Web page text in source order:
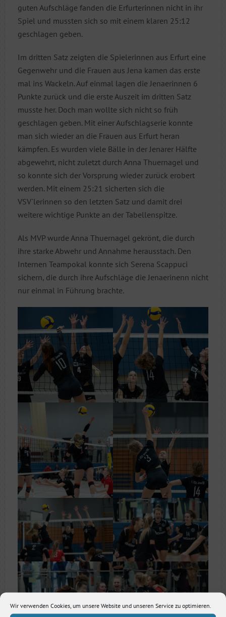
Wir verwenden Cookies, um unsere Website und unseren Service zu optimieren.
guten Aufschläge fanden die Erfurterinnen nicht in ihr
Spiel und mussten sich so mit einem klaren 25:12
geschlagen geben.
Im dritten Satz zeigten die Spielerinnen aus Erfurt eine
Gegenwehr und die Frauen aus Jena kamen das erste
mal ins Wackeln. Auf einmal lagen die Jenaerinnen 6
Punkte zurück und die erste Auszeit im dritten Satz
musste her. Doch man wollte sich nicht so früh
geschlagen geben. Mit einer Aufschlagserie konnte
man sich wieder an die Frauen aus Erfurt heran
kämpfen. Es wurden viele Bälle in der Jenarer Hälfte
abgewehrt, nicht zuletzt durch Anna Thuernagel und
so konnte sich der Vorsprung wieder zurück erobert
werden. Mit einem 25:21 sicherten sich die
VSV`lerinnen so den letzten Satz und damit drei
weitere wichtige Punkte an der Tabellenspitze.
Als MVP wurde Anna Thuernagel gekrönt, die durch
ihre starke Abwehr und Annahme herausstach. Den
Internen Teampokal konnte sich Serena Scappuci
sichern, die durch ihre Aufschläge die Jenaerinenn nicht
nur einmal in Führung brachte.